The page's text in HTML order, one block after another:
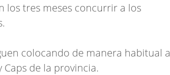
los tres meses concurrir a los
colocando de manera habitual a
de la provincia.